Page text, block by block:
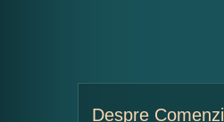
Despre Comenzi